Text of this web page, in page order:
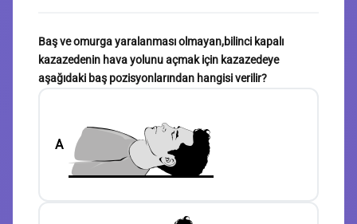
Baş ve omurga yaralanması olmayan,bilinci kapalı
kazazedenin hava yolunu açmak için kazazedeye
aşağıdaki baş pozisyonlarından hangisi verilir?
A